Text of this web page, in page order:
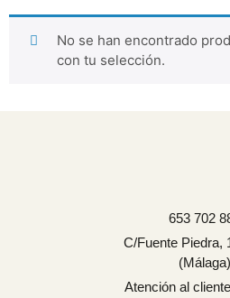
No se han encontrado
con tu selección.
653 702
C/Fuente Piedra,
(Málaga)
Atención al